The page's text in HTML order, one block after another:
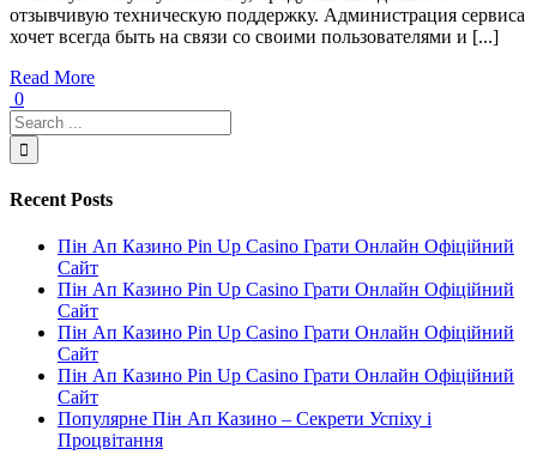
отзывчивую техническую поддержку. Администрация сервиса
хочет всегда быть на связи со своими пользователями и [...]
Read More
0
Recent Posts
Пін Ап Казино Pin Up Casino Грати Онлайн Офіційний
Сайт
Пін Ап Казино Pin Up Casino Грати Онлайн Офіційний
Сайт
Пін Ап Казино Pin Up Casino Грати Онлайн Офіційний
Сайт
Пін Ап Казино Pin Up Casino Грати Онлайн Офіційний
Сайт
Популярне Пін Ап Казино – Секрети Успіху і
Процвітання